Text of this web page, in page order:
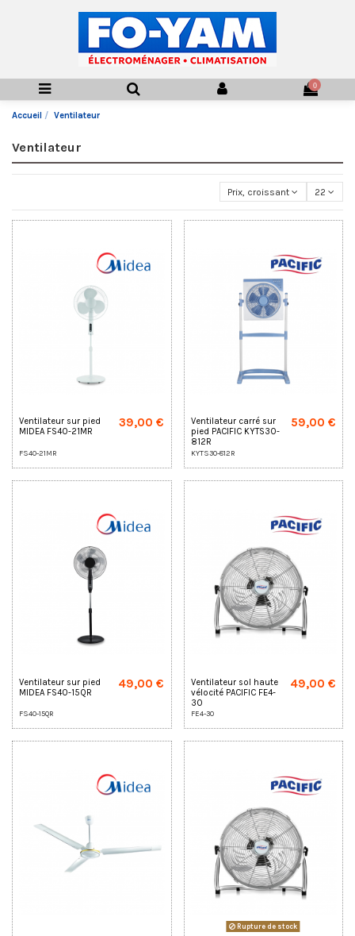
0
Accueil Ventilateur
Ventilateur
Prix, croissant 22
Ventilateur sur pied
MIDEA FS40-21MR
FS40-21MR
39,00 €
Ventilateur carré sur
pied PACIFIC KYTS30-
812R
KYTS30-812R
59,00 €
Ventilateur sur pied
MIDEA FS40-15QR
FS40-15QR
49,00 €
Ventilateur sol haute
vélocité PACIFIC FE4-
30
FE4-30
49,00 €
Rupture de stock